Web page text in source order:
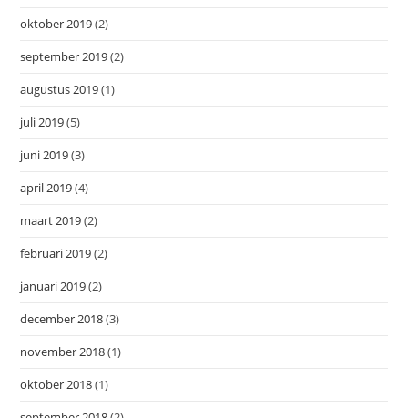
oktober 2019(2)
september 2019(2)
augustus 2019(1)
juli 2019(5)
juni 2019(3)
april 2019(4)
maart 2019(2)
februari 2019(2)
januari 2019(2)
december 2018(3)
november 2018(1)
oktober 2018(1)